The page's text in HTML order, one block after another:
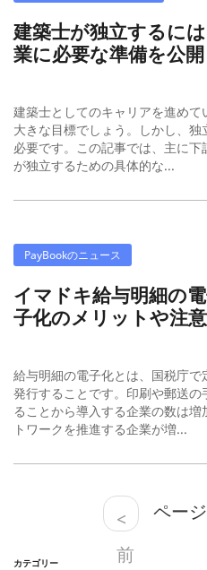
建築士が独立するに
業に必要な準備を公開
建築士としてのキャリアを進め
大きな目標でしょう。しかし、
必要です。この記事では、主に
が独立するための具体的な...
PayBookのニュース
イマドキ給与明細の
子化のメリットや注
給与明細の電子化とは、国税庁
発行することです。印刷や郵送
ることから導入する企業の数は
トワークを推進する企業が増...
<
前
ペー
カテゴリー